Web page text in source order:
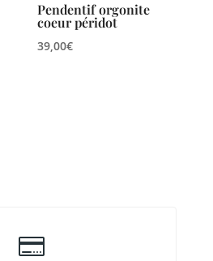
Pendentif orgonite
coeur péridot
39,00€
